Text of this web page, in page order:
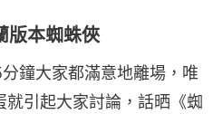
版本蜘蛛俠
鐘大家都滿意地離場，唯
引起大家討論，話晒《蜘